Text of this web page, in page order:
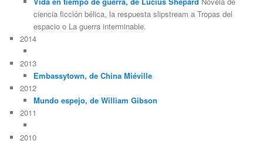
ciencia ficción bélica, la respuesta slipstream a Tropas del
espacio o La guerra interminable.
2014
2013
Embassytown, de China Miéville
2012
Mundo espejo, de William Gibson
2011
2010